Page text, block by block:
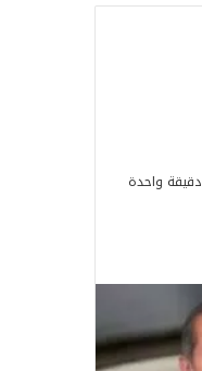
دقيقة واحدة